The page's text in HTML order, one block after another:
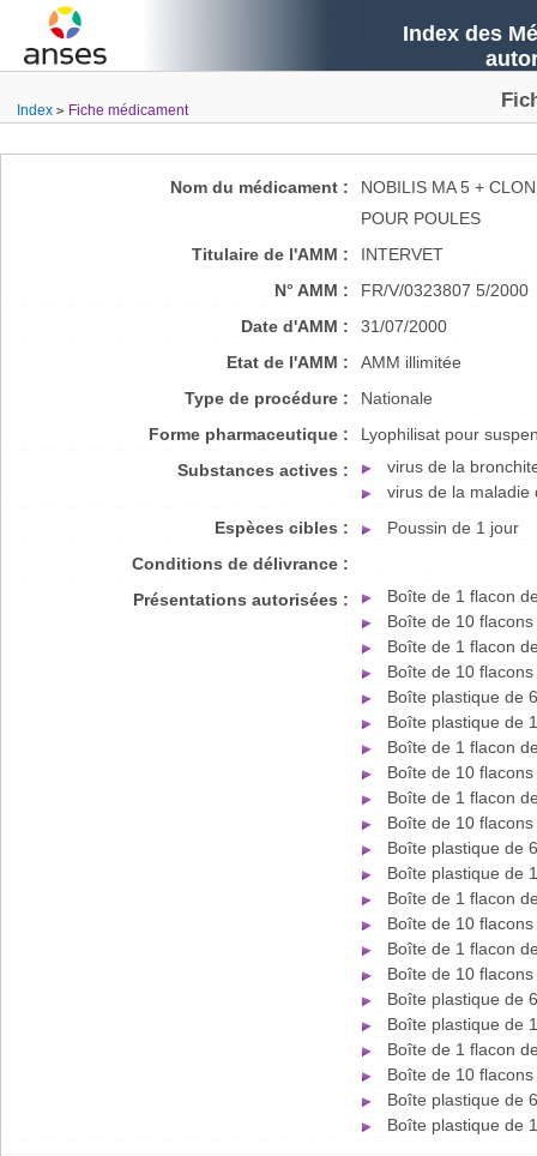
Index des
Index Fiche médicament
Nom du médicament :
NOBILIS MA 5 +
POUR POULES
Titulaire de l'AMM :
INTERVET
N° AMM :
FR/V/0323807 5/2000
Date d'AMM :
31/07/2000
Etat de l'AMM :
AMM illimitée
Type de procédure :
Nationale
Forme pharmaceutique :
Lyophilisat pour
Substances actives :
virus de la
virus de la maladie
Espèces cibles :
Poussin de 1 jour
Conditions de délivrance :
Présentations autorisées :
Boîte de 1 flacon
Boîte de 10
Boîte de 1 flacon
Boîte de 10
Boîte plastique de
Boîte plastique de
Boîte de 1 flacon
Boîte de 10
Boîte de 1 flacon
Boîte de 10
Boîte plastique de
Boîte plastique de
Boîte de 1 flacon
Boîte de 10
Boîte de 1 flacon
Boîte de 10
Boîte plastique de
Boîte plastique de
Boîte de 1 flacon
Boîte de 10
Boîte plastique de
Boîte plastique de